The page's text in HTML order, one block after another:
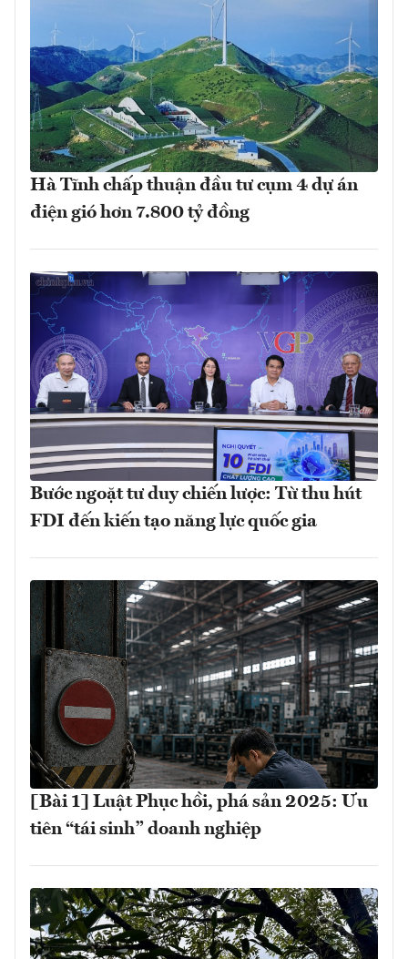
Hà Tĩnh chấp thuận đầu tư cụm 4 dự án
điện gió hơn 7.800 tỷ đồng
Bước ngoặt tư duy chiến lược: Từ thu hút
FDI đến kiến tạo năng lực quốc gia
[Bài 1] Luật Phục hồi, phá sản 2025: Ưu
tiên “tái sinh” doanh nghiệp